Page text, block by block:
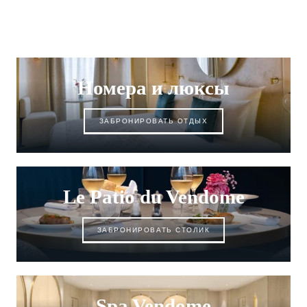
Номера и люксы
ЗАБРОНИРОВАТЬ ОТДЫХ
Le Patio du Vendome
ЗАБРОНИРОВАТЬ СТОЛИК